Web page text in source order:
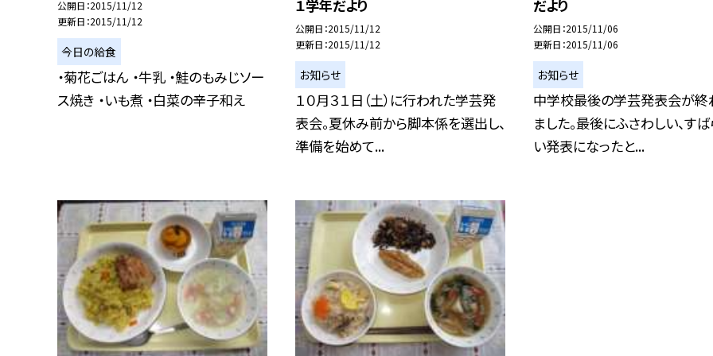
公開日 2015/11/12
更新日 2015/11/12
今日の給食
・菊花ごはん ・牛乳 ・鮭のもみじソー
ス焼き ・いも煮 ・白菜の辛子和え
１学年だより
公開日 2015/11/12
更新日 2015/11/12
お知らせ
１０月３１日（土）に行われた学芸発
表会。夏休み前から脚本係を選出し、
準備を始めて...
だより
公開日 2015/11/06
更新日 2015/11/06
お知らせ
中学校最後の学芸発表会が終
ました。最後にふさわしい、す
い発表になったと...